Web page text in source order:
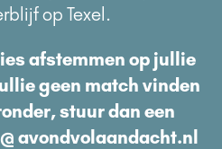
op Texel.
afstemmen op jullie
geen match vinden
stuur dan een
avondvolaandacht.nl